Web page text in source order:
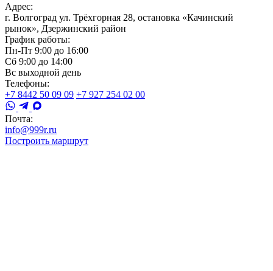
Адрес:
г. Волгоград ул. Трёхгорная 28, остановка «Качинский
рынок», Дзержинский район
График работы:
Пн-Пт 9:00 до 16:00
Сб 9:00 до 14:00
Вс выходной день
Телефоны:
+7 8442 50 09 09 +7 927 254 02 00
Почта:
info@999r.ru
Построить маршрут